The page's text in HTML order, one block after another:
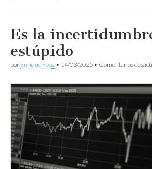
Es la
estúpido
por Enrique Feás • 14/03/2025 • Comentarios